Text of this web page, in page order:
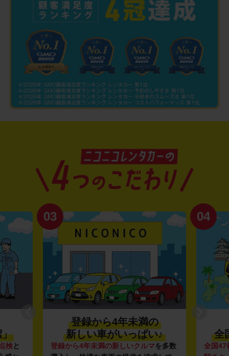
」
検と
03
登録から4年未満の
新しい車がいっぱい♪
登録から4年未満の新しいクルマを多数
04
全
全国47